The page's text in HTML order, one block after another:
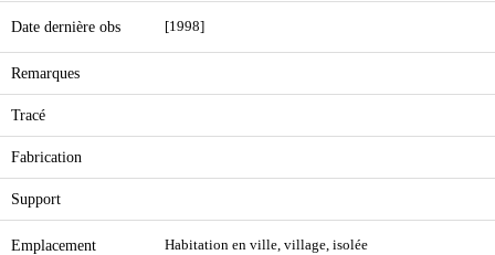
Date dernière obs [1998]
Remarques
Tracé
Fabrication
Support
Emplacement Habitation en ville, village, isolée